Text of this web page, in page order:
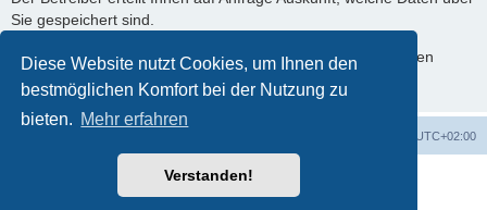
Diese Website nutzt Cookies, um Ihnen den
bestmöglichen Komfort bei der Nutzung zu
bieten. Mehr erfahren
Verstanden!
Sie gespeichert sind.
Sie können jederzeit die Löschung bzw. Sperrung Ihrer Daten
verlangen. Kontaktieren Sie hierzu bitte den Betreiber.
UTC+02:00
Powered byphpBB® Forum Software © phpBB Limited
phpBB.de